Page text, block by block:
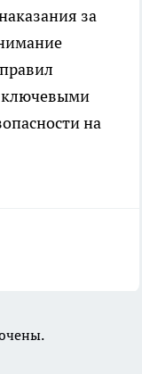
за
ключевыми
на